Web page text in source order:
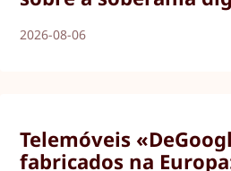
2026-08-06
Telemóveis
fabricados na